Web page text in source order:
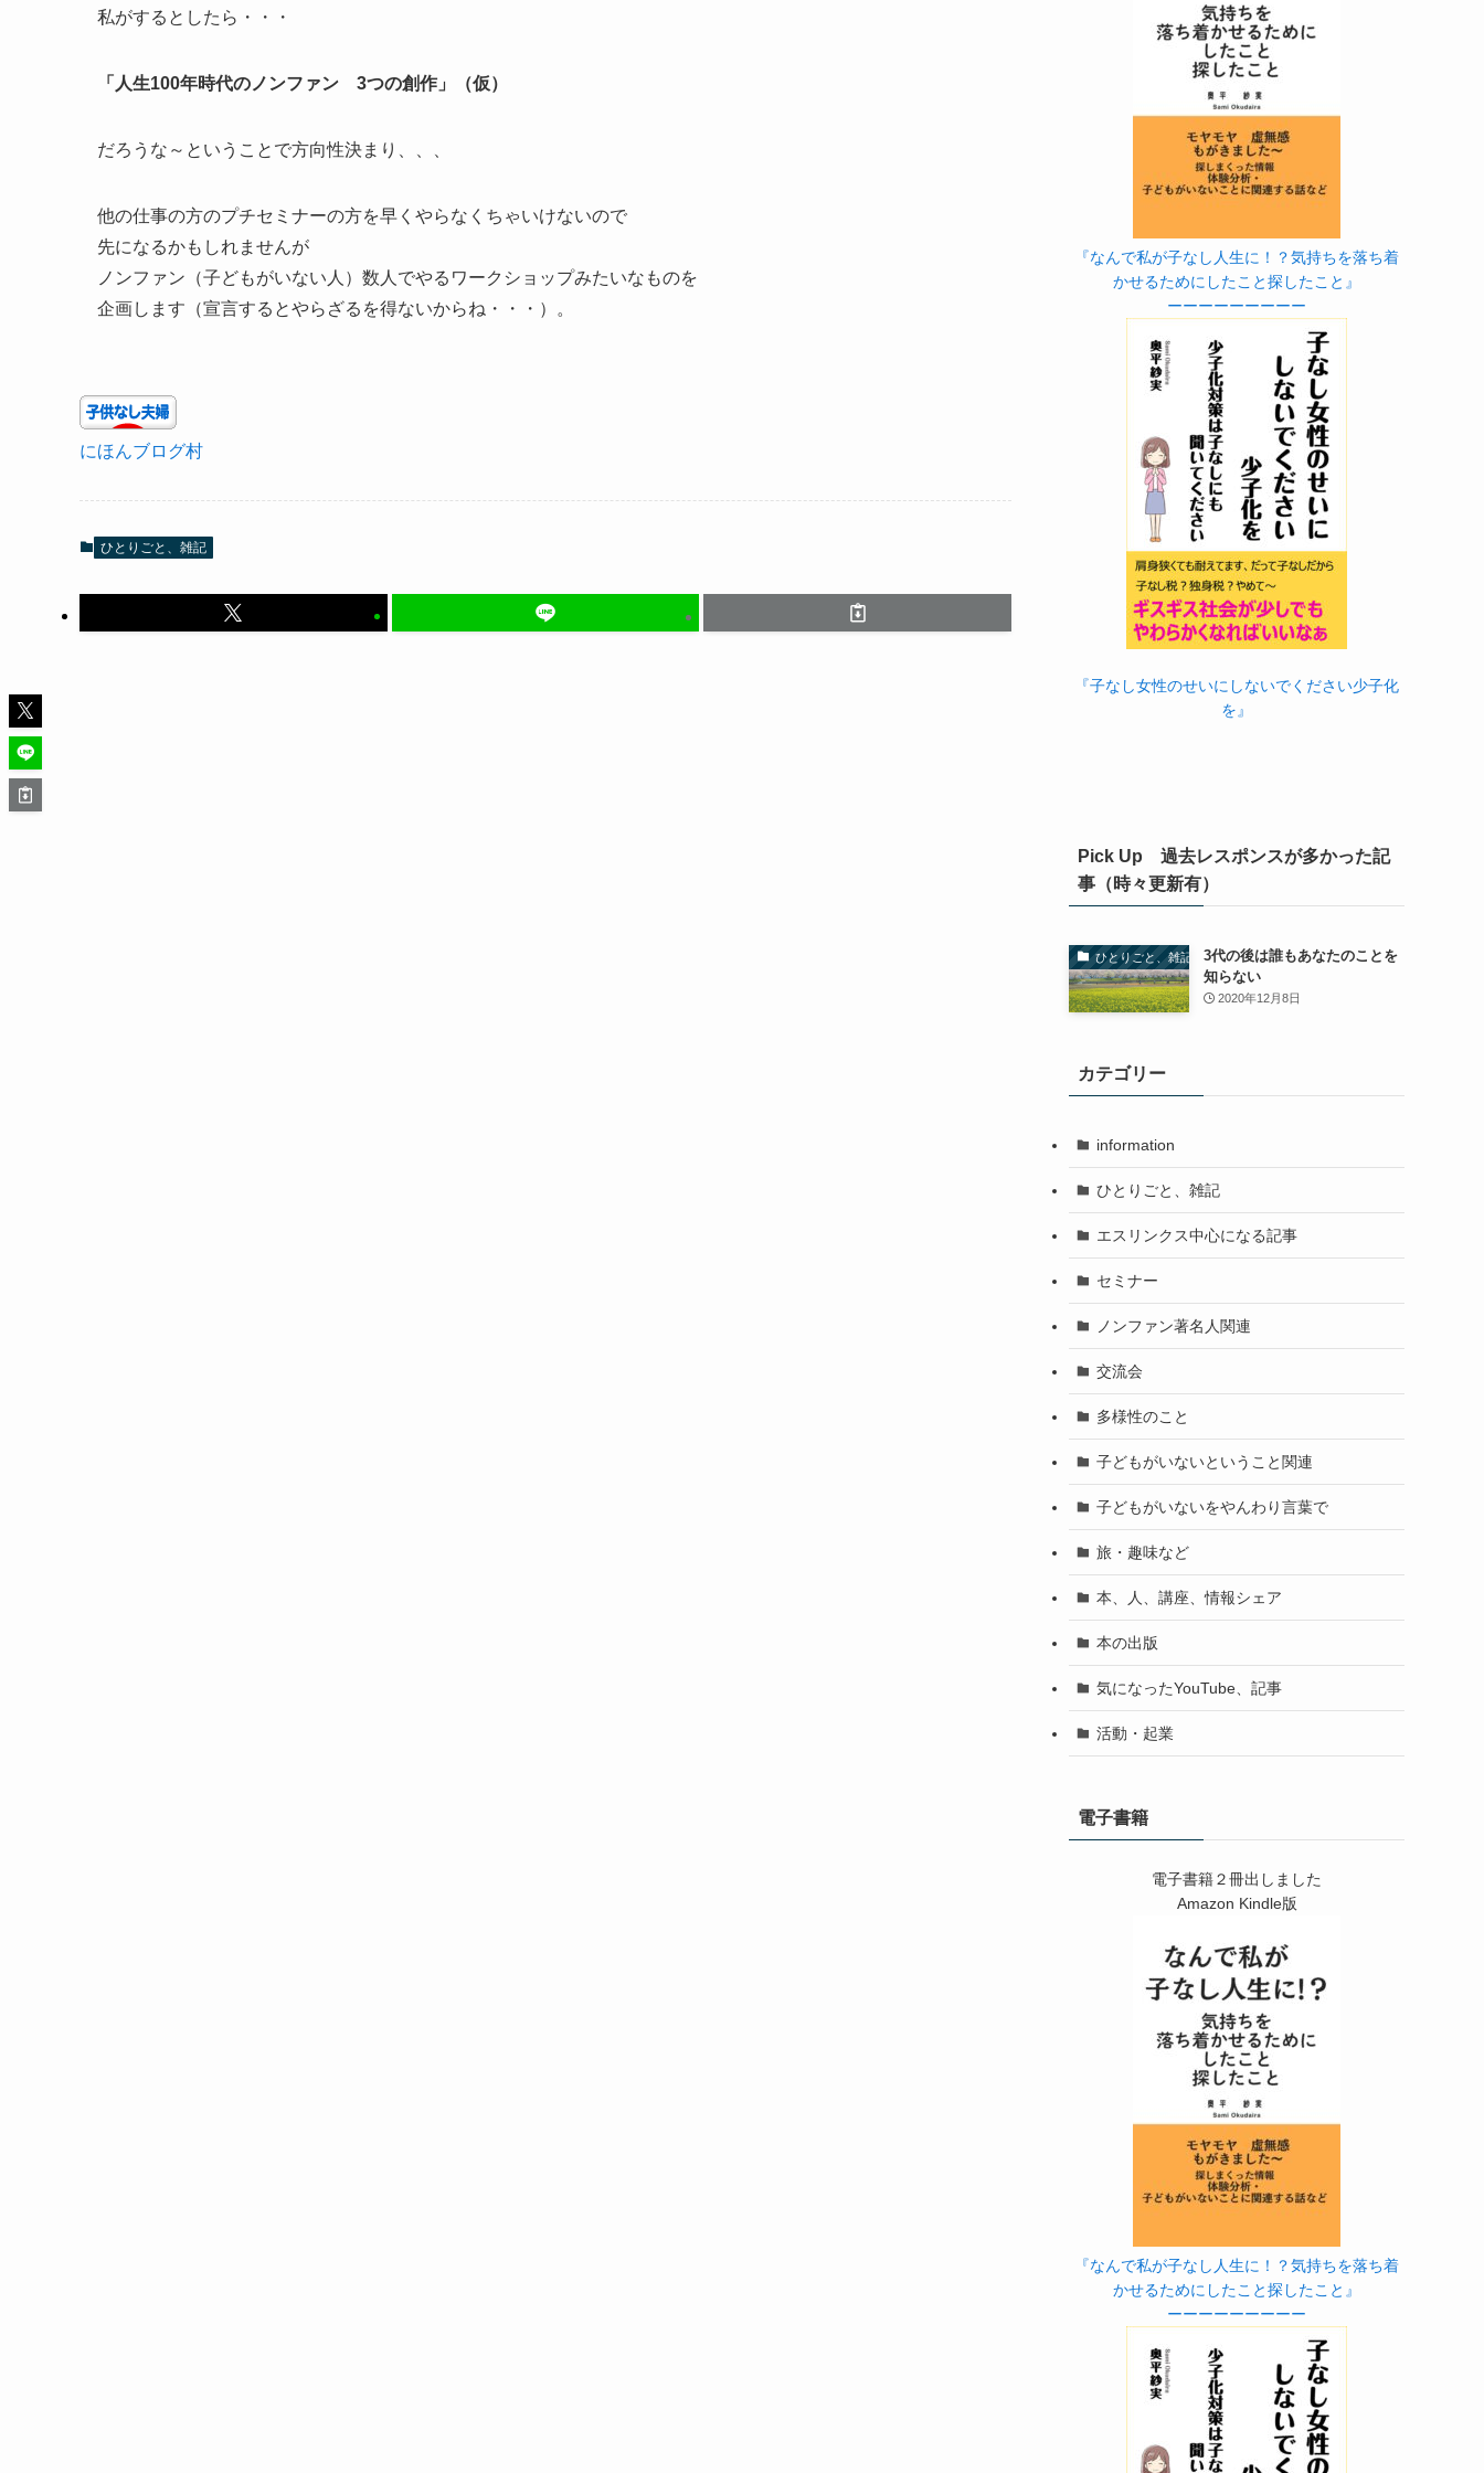
私がするとしたら・・・
「人生100年時代のノンファン 3つの創作」（仮）
だろうな～ということで方向性決まり、、、
他の仕事の方のプチセミナーの方を早くやらなくちゃいけないので
先になるかもしれませんが
ノンファン（子どもがいない人）数人でやるワークショップみたいなものを
企画します（宣言するとやらざるを得ないからね・・・）。
にほんブログ村
ひとりごと、雑記
『なんで私が子なし人生に！？気持ちを落ち着
かせるためにしたこと探したこと』
ーーーーーーーーー
『子なし女性のせいにしないでください少子化
を』
Pick Up 過去レスポンスが多かった記
事（時々更新有）
ひとりごと、雑記
3代の後は誰もあなたのことを
知らない
2020年12月8日
カテゴリー
information
ひとりごと、雑記
エスリンクス中心になる記事
セミナー
ノンファン著名人関連
交流会
多様性のこと
子どもがいないということ関連
子どもがいないをやんわり言葉で
旅・趣味など
本、人、講座、情報シェア
本の出版
気になったYouTube、記事
活動・起業
電子書籍
電子書籍２冊出しました
Amazon Kindle版
『なんで私が子なし人生に！？気持ちを落ち着
かせるためにしたこと探したこと』
ーーーーーーーーー